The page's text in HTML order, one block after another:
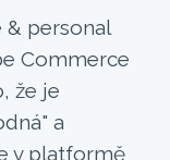
personal
Commerce
že je
a
v platformě